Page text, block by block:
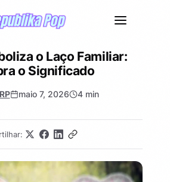
o Laço Familiar:
o Significado
maio 7, 2026 4 min